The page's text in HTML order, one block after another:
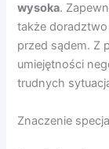
wysoka.
także
przed sądem. Z
umiejętności
trudnych
Znaczenie